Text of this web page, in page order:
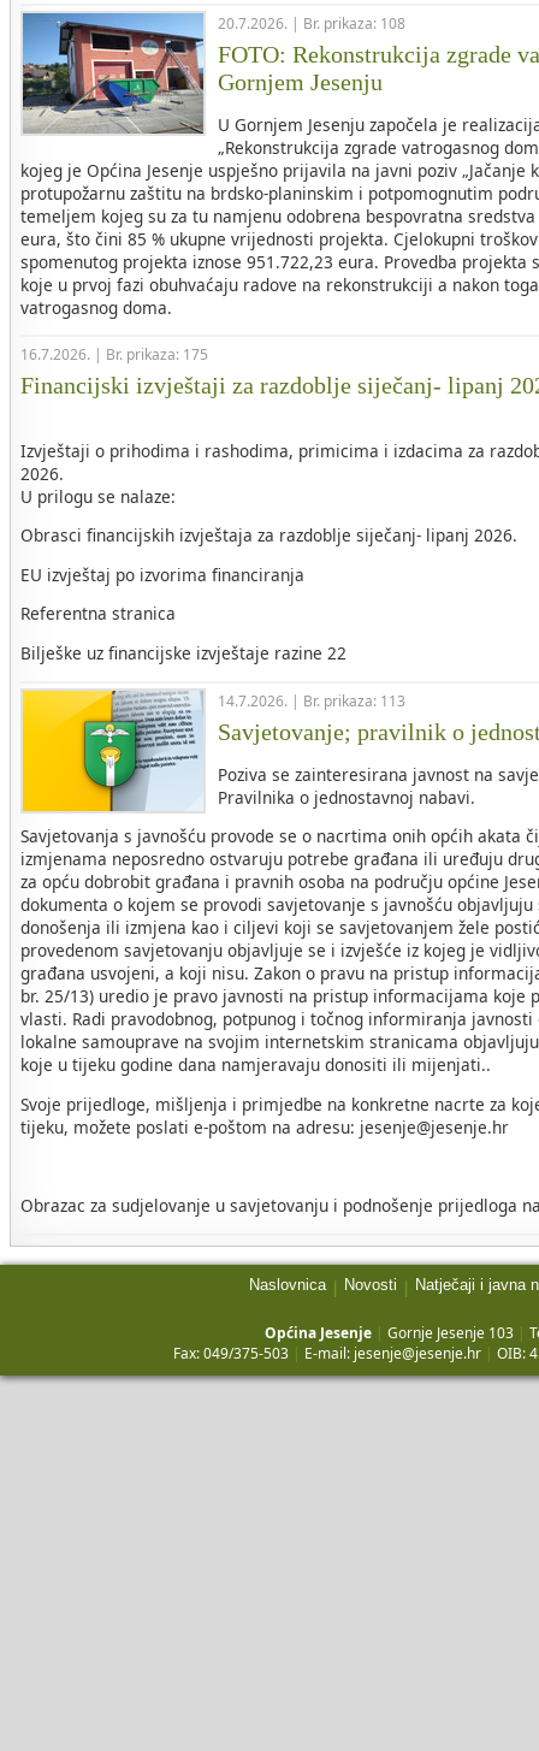
20.7.2026. | Br. prikaza: 108
FOTO: Rekonstrukcija zgrade
Gornjem Jesenju
U Gornjem Jesenju započela je
„Rekonstrukcija zgrade vatrogasnog
kojeg je Općina Jesenje uspješno prijavila na javni poziv „Jačanje
protupožarnu zaštitu na brdsko-planinskim i potpomognutim
temeljem kojeg su za tu namjenu odobrena bespovratna
eura, što čini 85 % ukupne vrijednosti projekta. Cjelokupni
spomenutog projekta iznose 951.722,23 eura. Provedba projekta
koje u prvoj fazi obuhvaćaju radove na rekonstrukciji a nakon
vatrogasnog doma.
16.7.2026. | Br. prikaza: 175
Financijski izvještaji za razdoblje siječanj- lipanj
Izvještaji o prihodima i rashodima, primicima i izdacima za
2026.
U prilogu se nalaze:
Obrasci financijskih izvještaja za razdoblje siječanj- lipanj 2026.
EU izvještaj po izvorima financiranja
Referentna stranica
Bilješke uz financijske izvještaje razine 22
14.7.2026. | Br. prikaza: 113
Savjetovanje; pravilnik o
Poziva se zainteresirana javnost na
Pravilnika o jednostavnoj nabavi.
Savjetovanja s javnošću provode se o nacrtima onih općih akata
izmjenama neposredno ostvaruju potrebe građana ili uređuju
za opću dobrobit građana i pravnih osoba na području općine
dokumenta o kojem se provodi savjetovanje s javnošću objavljuju
donošenja ili izmjena kao i ciljevi koji se savjetovanjem žele
provedenom savjetovanju objavljuje se i izvješće iz kojeg je
građana usvojeni, a koji nisu. Zakon o pravu na pristup
br. 25/13) uredio je pravo javnosti na pristup informacijama koje
vlasti. Radi pravodobnog, potpunog i točnog informiranja
lokalne samouprave na svojim internetskim stranicama
koje u tijeku godine dana namjeravaju donositi ili mijenjati..
Svoje prijedloge, mišljenja i primjedbe na konkretne nacrte za
tijeku, možete poslati e-poštom na adresu: jesenje@jesenje.hr
Obrazac za sudjelovanje u savjetovanju i podnošenje prijedloga
Naslovnica | Novosti | Natječaji i javna
Općina Jesenje | Gornje Jesenje 103 |
Fax: 049/375-503 | E-mail: jesenje@jesenje.hr | OIB: